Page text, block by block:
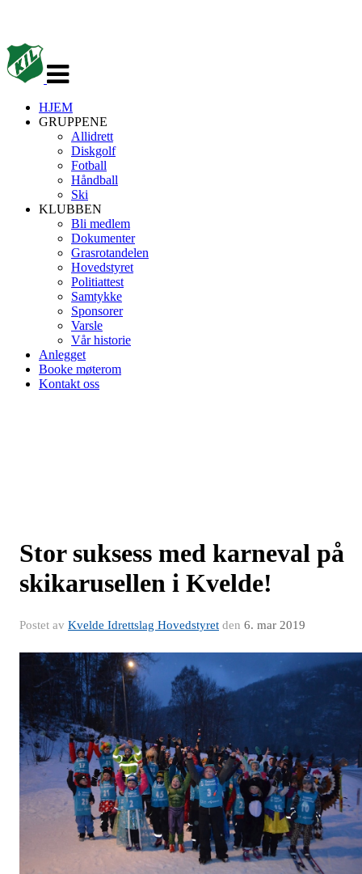
navigasjon
HJEM
GRUPPENE
Allidrett
Diskgolf
Fotball
Håndball
Ski
KLUBBEN
Bli medlem
Dokumenter
Grasrotandelen
Hovedstyret
Politiattest
Samtykke
Sponsorer
Varsle
Vår historie
Anlegget
Booke møterom
Kontakt oss
Stor suksess med karneval på
skikarusellen i Kvelde!
Postet av Kvelde Idrettslag Hovedstyret den 6. mar 2019